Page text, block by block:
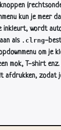
kun je meer
inkleurt, wordt
als .clrng-
om je
mok, T-shirt enz.
afdrukken, zodat